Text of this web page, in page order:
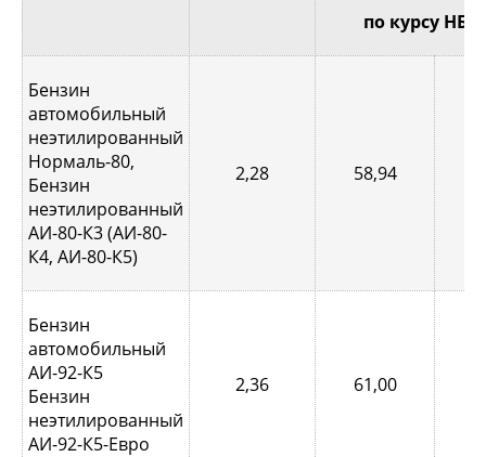
по курсу
Бензин
автомобильный
неэтилированный
Нормаль-80,
Бензин
неэтилированный
АИ-80-К3 (АИ-80-
К4, АИ-80-К5)
2,28 58,94
Бензин
автомобильный
АИ-92-К5
Бензин
неэтилированный
АИ-92-К5-Евро
2,36 61,00